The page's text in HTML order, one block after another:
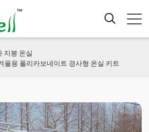
지붕 온실
울용 폴리카보네이트 경사형 온실 키트